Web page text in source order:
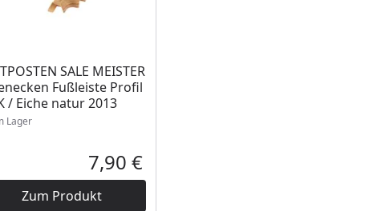
SALE MEISTER
Fußleiste Profil
/ Eiche natur 2013
am Lager
Lager
Aktueller Preis
7,90 €
Zum Produkt